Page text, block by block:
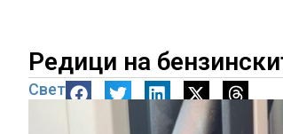
Редици на
Свет